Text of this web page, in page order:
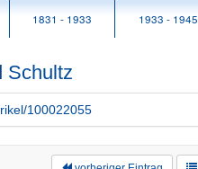
1831 - 1933 1933 - 1945
Schultz
100022055